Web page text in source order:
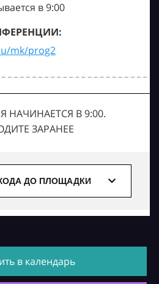
в 9:00
mk/prog2
НАЧИНАЕТСЯ В 9:00.
ЗАРАНЕЕ
ДО ПЛОЩАДКИ
в календарь